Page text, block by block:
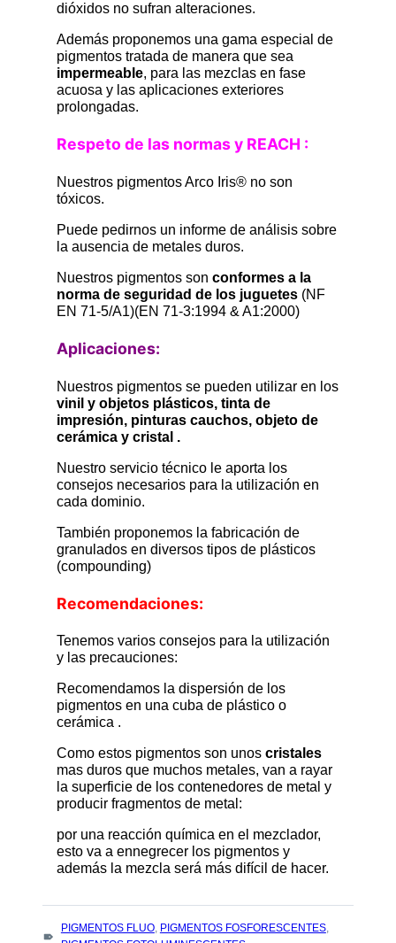
dióxidos no sufran alteraciones.
Además proponemos una gama especial de
pigmentos tratada de manera que sea
impermeable, para las mezclas en fase
acuosa y las aplicaciones exteriores
prolongadas.
Respeto de las normas y REACH :
Nuestros pigmentos Arco Iris® no son
tóxicos.
Puede pedirnos un informe de análisis sobre
la ausencia de metales duros.
Nuestros pigmentos son conformes a la
norma de seguridad de los juguetes (NF
EN 71-5/A1)(EN 71-3:1994 & A1:2000)
Aplicaciones:
Nuestros pigmentos se pueden utilizar en los
vinil y objetos plásticos, tinta de
impresión, pinturas cauchos, objeto de
cerámica y cristal .
Nuestro servicio técnico le aporta los
consejos necesarios para la utilización en
cada dominio.
También proponemos la fabricación de
granulados en diversos tipos de plásticos
(compounding)
Recomendaciones:
Tenemos varios consejos para la utilización
y las precauciones:
Recomendamos la dispersión de los
pigmentos en una cuba de plástico o
cerámica .
Como estos pigmentos son unos cristales
mas duros que muchos metales, van a rayar
la superficie de los contenedores de metal y
producir fragmentos de metal:
por una reacción química en el mezclador,
esto va a ennegrecer los pigmentos y
además la mezcla será más difícil de hacer.
TAGS
PIGMENTOS FLUO, PIGMENTOS FOSFORESCENTES,